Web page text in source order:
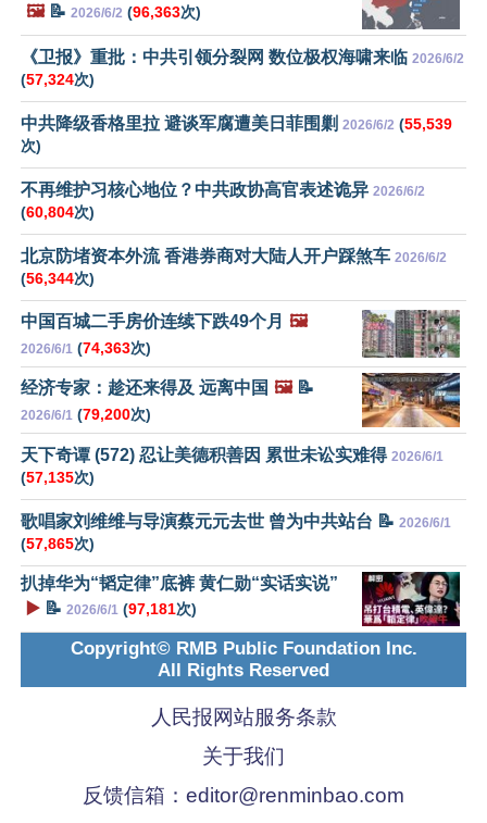
🖼️📝 2026/6/2 (96,363次)
《卫报》重批：中共引领分裂网 数位极权海啸来临 2026/6/2
(57,324次)
中共降级香格里拉 避谈军腐遭美日菲围剿 2026/6/2 (55,539
次)
不再维护习核心地位？中共政协高官表述诡异 2026/6/2
(60,804次)
北京防堵资本外流 香港券商对大陆人开户踩煞车 2026/6/2
(56,344次)
中国百城二手房价连续下跌49个月 🖼️
2026/6/1 (74,363次)
经济专家：趁还来得及 远离中国 🖼️📝
2026/6/1 (79,200次)
天下奇谭 (572) 忍让美德积善因 累世未讼实难得 2026/6/1
(57,135次)
歌唱家刘维维与导演蔡元元去世 曾为中共站台 📝 2026/6/1
(57,865次)
扒掉华为“韬定律”底裤 黄仁勋“实话实说”
▶️ 📝 2026/6/1 (97,181次)
Copyright© RMB Public Foundation Inc.
All Rights Reserved
人民报网站服务条款
关于我们
反馈信箱： editor@renminbao.com